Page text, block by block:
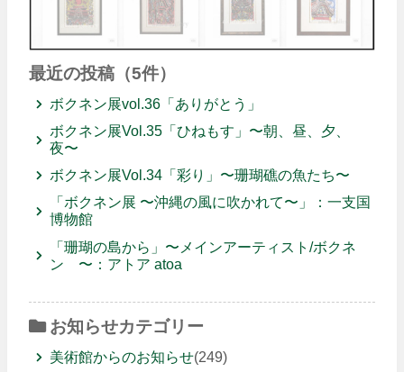
最近の投稿（5件）
ボクネン展vol.36「ありがとう」
ボクネン展Vol.35「ひねもす」〜朝、昼、夕、
夜〜
ボクネン展Vol.34「彩り」〜珊瑚礁の魚たち〜
「ボクネン展 〜沖縄の風に吹かれて〜」：一支国
博物館
「珊瑚の島から」〜メインアーティスト/ボクネ
ン 〜：アトア atoa
お知らせカテゴリー
美術館からのお知らせ(249)